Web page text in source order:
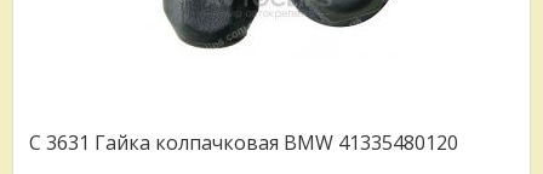
C 3631 Гайка колпачковая BMW 41335480120